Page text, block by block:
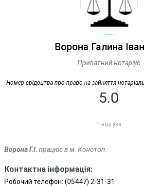
Ворона Галина
Приватний нотаріус
Номер свідоцтва про право на зайняття
5.0
1 відгука
Ворона Г.І. працює в м. Конотоп.
Контактна інформація:
Робочий телефон: (05447) 2-31-31